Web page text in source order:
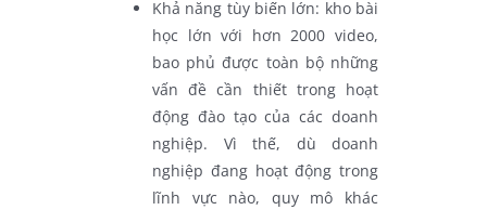
Khả năng tùy biến lớn: kho bài
học lớn với hơn 2000 video,
bao phủ được toàn bộ những
vấn đề cần thiết trong hoạt
động đào tạo của các doanh
nghiệp. Vì thế, dù doanh
nghiệp đang hoạt động trong
lĩnh vực nào, quy mô khác